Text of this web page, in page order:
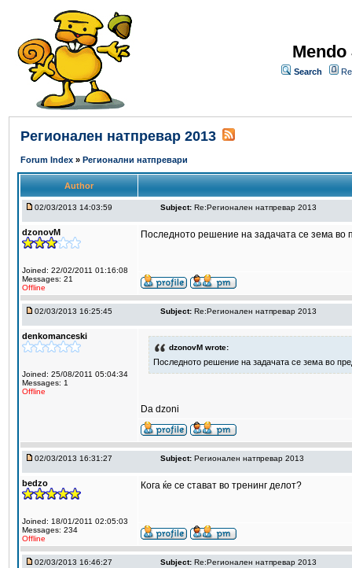
Search
Регионален натпревар 2013
Forum Index » Регионални натпревари
Author
02/03/2013 14:03:59 Subject: Re:Регионален натпревар 2013
dzonovM
Joined: 22/02/2011 01:16:08
Messages: 21
Offline
Последното решение на задачата се зема во
02/03/2013 16:25:45 Subject: Re:Регионален натпревар 2013
denkomanceski
Joined: 25/08/2011 05:04:34
Messages: 1
Offline
dzonovM wrote:
Последното решение на задачата се зема во
Da dzoni
02/03/2013 16:31:27 Subject: Регионален натпревар 2013
bedzo
Joined: 18/01/2011 02:05:03
Messages: 234
Offline
Кога ќе се стават во тренинг делот?
02/03/2013 16:46:27 Subject: Re:Регионален натпревар 2013